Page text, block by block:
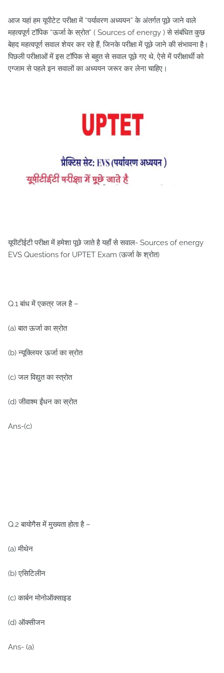
आज यहां हम यूपीटेट परीक्षा में “पर्यावरण अध्ययन” के अंतर्गत पूछे जाने वाले
महत्वपूर्ण टॉपिक “ऊर्जा के स्रोत” ( Sources of energy ) से संबंधित कुछ
बेहद महत्वपूर्ण सवाल शेयर कर रहे हैं, जिनके परीक्षा में पूछे जाने की संभावना है।
पिछली परीक्षाओं में इस टॉपिक से बहुत से सवाल पूछे गए थे, ऐसे में परीक्षार्थी को
एग्जाम से पहले इन सवालों का अध्ययन जरूर कर लेना चाहिए।
यूपीटीईटी परीक्षा में हमेशा पूछे जाते है यहाँ से सवाल- Sources of energy
EVS Questions for UPTET Exam (ऊर्जा के श्रोत)
Q.1 बांध में एकत्र जल है –
(a) बात ऊर्जा का स्रोत
(b) न्यूक्लियर ऊर्जा का स्रोत
(c) जल विद्युत का स्त्रोत
(d) जीवाश्म ईंधन का स्रोत
Ans-(c)
Q.2 बायोगैस में मुख्यता होता है –
(a) मीथेन
(b) एसिटिलीन
(c) कार्बन मोनोऑक्साइड
(d) ऑक्सीजन
Ans- (a)